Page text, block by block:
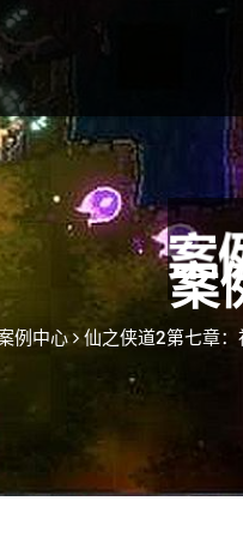
案
例中心 仙之侠道2第七章